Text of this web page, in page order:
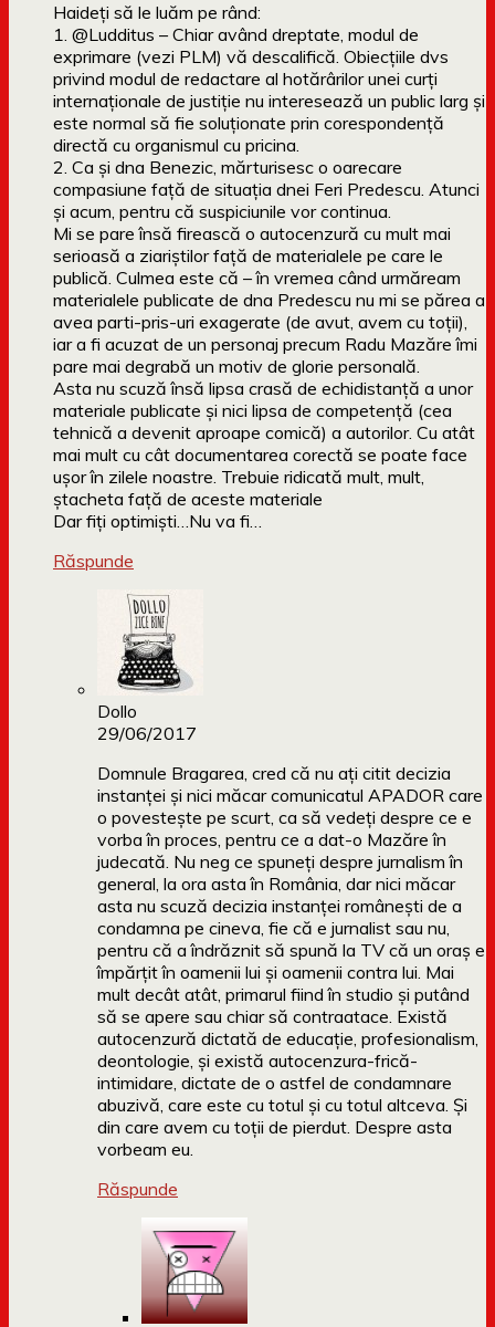
Haideți să le luăm pe rând:
1. @Ludditus – Chiar având dreptate, modul de
exprimare (vezi PLM) vă descalifică. Obiecțiile dvs
privind modul de redactare al hotărârilor unei curți
internaționale de justiție nu interesează un public larg și
este normal să fie soluționate prin corespondență
directă cu organismul cu pricina.
2. Ca și dna Benezic, mărturisesc o oarecare
compasiune față de situația dnei Feri Predescu. Atunci
și acum, pentru că suspiciunile vor continua.
Mi se pare însă firească o autocenzură cu mult mai
serioasă a ziariștilor față de materialele pe care le
publică. Culmea este că – în vremea când urmăream
materialele publicate de dna Predescu nu mi se părea a
avea parti-pris-uri exagerate (de avut, avem cu toții),
iar a fi acuzat de un personaj precum Radu Mazăre îmi
pare mai degrabă un motiv de glorie personală.
Asta nu scuză însă lipsa crasă de echidistanță a unor
materiale publicate și nici lipsa de competență (cea
tehnică a devenit aproape comică) a autorilor. Cu atât
mai mult cu cât documentarea corectă se poate face
ușor în zilele noastre. Trebuie ridicată mult, mult,
ștacheta față de aceste materiale
Dar fiți optimiști…Nu va fi…
Răspunde
Dollo
29/06/2017
Domnule Bragarea, cred că nu ați citit decizia
instanței și nici măcar comunicatul APADOR care
o povestește pe scurt, ca să vedeți despre ce e
vorba în proces, pentru ce a dat-o Mazăre în
judecată. Nu neg ce spuneți despre jurnalism în
general, la ora asta în România, dar nici măcar
asta nu scuză decizia instanței românești de a
condamna pe cineva, fie că e jurnalist sau nu,
pentru că a îndrăznit să spună la TV că un oraș e
împărțit în oamenii lui și oamenii contra lui. Mai
mult decât atât, primarul fiind în studio și putând
să se apere sau chiar să contraatace. Există
autocenzură dictată de educație, profesionalism,
deontologie, și există autocenzura-frică-
intimidare, dictate de o astfel de condamnare
abuzivă, care este cu totul și cu totul altceva. Și
din care avem cu toții de pierdut. Despre asta
vorbeam eu.
Răspunde